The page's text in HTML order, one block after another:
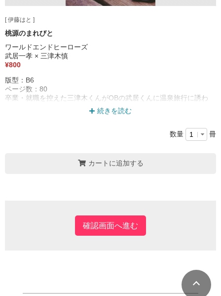
[ 伊藤はと ]
桃源のまれびと
ワールドエンドヒーローズ
武居一孝 × 三津木慎
¥800
版型：B6
ページ数：80
卒業・就職を控えた三津木くんがOBの武居くんに温泉旅行に誘わ
れ、出かけた先で謎めいた船頭に導かれて桃源郷にたどりつき、そ
の謎を解き明かすまでに武居くんとくっつく話です。字がとても小
続きを読む
数量 冊
カートに追加する